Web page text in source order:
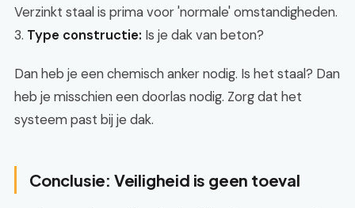
Verzinkt staal is prima voor 'normale' omstandigheden.
3. Type constructie: Is je dak van beton?
Dan heb je een chemisch anker nodig. Is het staal? Dan
heb je misschien een doorlas nodig. Zorg dat het
systeem past bij je dak.
Conclusie: Veiligheid is geen toeval